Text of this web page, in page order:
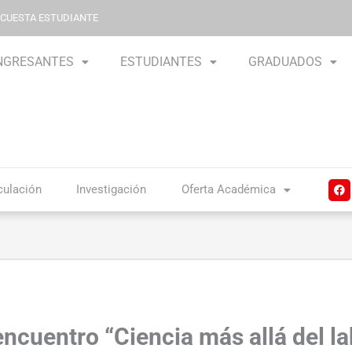
ESTUDIANTE
ESTUDIANTES GRADUADOS
Investigación Oferta Académica
F
a
k
“Ciencia más allá del